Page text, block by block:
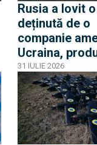
Rusia a lovit
deținută de o
companie
Ucraina,
de drone
bruiaj
31 IULIE 2026